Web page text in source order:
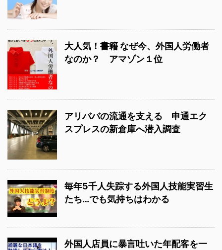
大人気！書籍 なぜ今、外国人労働者
なのか？ アマゾン１位
アリババの流通を支える 申通エク
スプレスの新倉庫へ潜入調査
毎年5千人失踪する外国人技能実習生
たち…でも気持ちはわかる
外国人店員に暴言吐いた年配客を一